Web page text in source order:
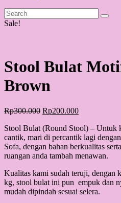
Sale!
Stool Bulat
Brown
Rp300.000 Original
was:
Rp300.000.
Rp200.000Current
is:
Rp200.000.
Stool Bulat (Round Stool) – Untuk
cantik, mari di percantik lagi
Sofa, dengan bahan berkualitas
ruangan anda tambah menawan.
Kualitas kami sudah teruji, dengan
kg, stool bulat ini pun empuk dan
mudah dipindah sesuai selera.